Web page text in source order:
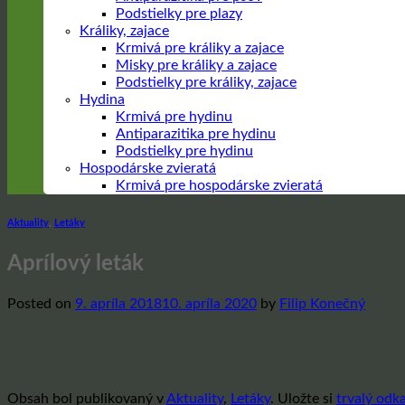
Podstielky pre plazy
Králiky, zajace
Krmivá pre králiky a zajace
Misky pre králiky a zajace
Podstielky pre králiky, zajace
Hydina
Krmivá pre hydinu
Antiparazitika pre hydinu
Podstielky pre hydinu
Hospodárske zvieratá
Krmivá pre hospodárske zvieratá
Aktuality Letáky
Aprílový leták
Posted on 9. apríla 201810. apríla 2020 by Filip Konečný
Obsah bol publikovaný vAktuality, Letáky. Uložte si trvalý